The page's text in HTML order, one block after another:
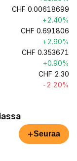
CHF 0.00618699
+2.40%
CHF 0.691806
+2.90%
CHF 0.353671
+0.90%
CHF 2.30
-2.20%
+Seuraa